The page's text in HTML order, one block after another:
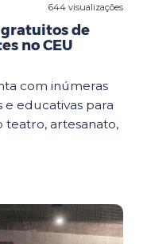
644 visualizações
de
no CEU
com inúmeras
e educativas para
teatro, artesanato,